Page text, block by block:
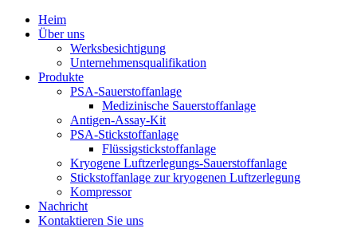
Heim
Über uns
Werksbesichtigung
Unternehmensqualifikation
Produkte
PSA-Sauerstoffanlage
Medizinische Sauerstoffanlage
Antigen-Assay-Kit
PSA-Stickstoffanlage
Flüssigstickstoffanlage
Kryogene Luftzerlegungs-Sauerstoffanlage
Stickstoffanlage zur kryogenen Luftzerlegung
Kompressor
Nachricht
Kontaktieren Sie uns